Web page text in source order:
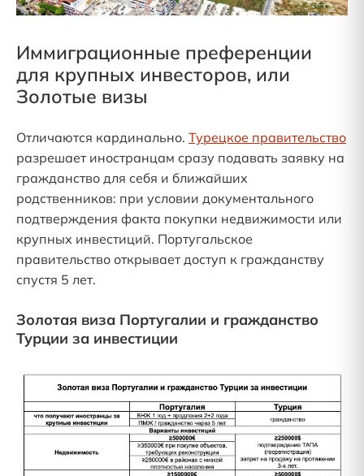
Иммиграционные преференции
для крупных инвесторов, или
Золотые визы
Отличаются кардинально. Турецкое правительство
разрешает иностранцам сразу подавать заявку на
гражданство для себя и ближайших
родственников: при условии документального
подтверждения факта покупки недвижимости или
крупных инвестиций. Португальское
правительство открывает доступ к гражданству
спустя 5 лет.
Золотая виза Португалии и гражданство
Турции за инвестиции